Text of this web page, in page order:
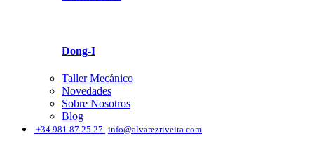
Dong-I
Taller Mecánico
Novedades
Sobre Nosotros
Blog
+34 981 87 25 27 info@alvarezriveira.com